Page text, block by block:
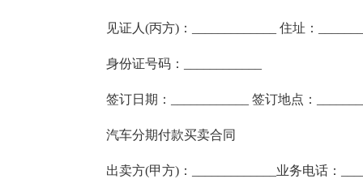
见证人(丙方)：_____________ 住址：
身份证号码：____________
签订日期：____________ 签订地点：
汽车分期付款买卖合同
出卖方(甲方)：_____________业务电话：